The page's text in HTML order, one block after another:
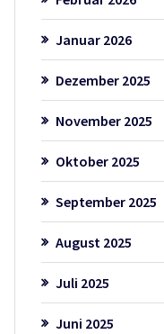
Januar 2026
Dezember 2025
November 2025
Oktober 2025
September 2025
August 2025
Juli 2025
Juni 2025